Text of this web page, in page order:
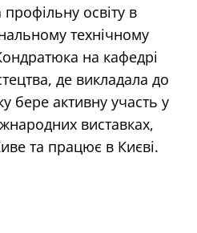
освіту в
технічному
на кафедрі
де викладала до
бере активну участь у
виставках,
та працює в Києві.